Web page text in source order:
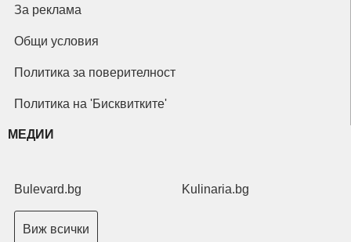
За реклама
Общи условия
Политика за поверителност
Политика на 'Бисквитките'
МЕДИИ
Bulevard.bg Kulinaria.bg
Виж всички